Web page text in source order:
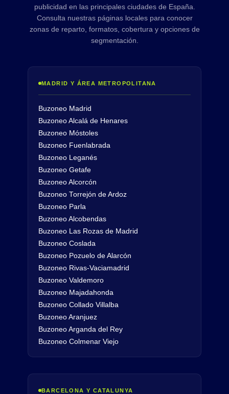
publicidad en las principales ciudades de España.
Consulta nuestras páginas locales para conocer
zonas de reparto, formatos, cobertura y opciones de
segmentación.
MADRID Y ÁREA METROPOLITANA
Buzoneo Madrid
Buzoneo Alcalá de Henares
Buzoneo Móstoles
Buzoneo Fuenlabrada
Buzoneo Leganés
Buzoneo Getafe
Buzoneo Alcorcón
Buzoneo Torrejón de Ardoz
Buzoneo Parla
Buzoneo Alcobendas
Buzoneo Las Rozas de Madrid
Buzoneo Coslada
Buzoneo Pozuelo de Alarcón
Buzoneo Rivas-Vaciamadrid
Buzoneo Valdemoro
Buzoneo Majadahonda
Buzoneo Collado Villalba
Buzoneo Aranjuez
Buzoneo Arganda del Rey
Buzoneo Colmenar Viejo
BARCELONA Y CATALUNYA